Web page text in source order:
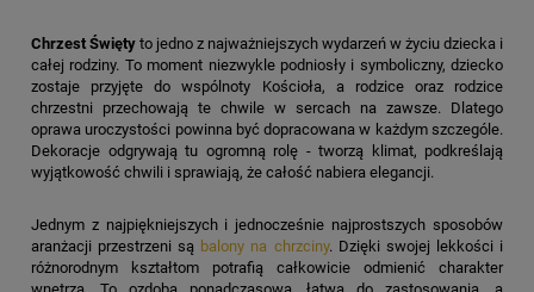
Chrzest Święty to jedno z najważniejszych wydarzeń w życiu dziecka i
całej rodziny. To moment niezwykle podniosły i symboliczny, dziecko
zostaje przyjęte do wspólnoty Kościoła, a rodzice oraz rodzice
chrzestni przechowają te chwile w sercach na zawsze. Dlatego
oprawa uroczystości powinna być dopracowana w każdym szczególe.
Dekoracje odgrywają tu ogromną rolę - tworzą klimat, podkreślają
wyjątkowość chwili i sprawiają, że całość nabiera elegancji.
Jednym z najpiękniejszych i jednocześnie najprostszych sposobów
aranżacji przestrzeni są balony na chrzciny. Dzięki swojej lekkości i
różnorodnym kształtom potrafią całkowicie odmienić charakter